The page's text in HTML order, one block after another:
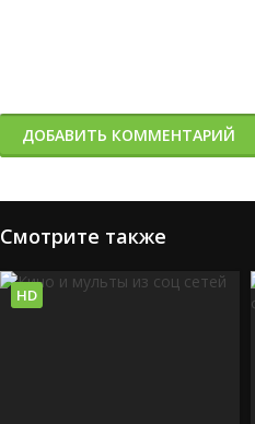
ДОБАВИТЬ КОММЕНТАРИЙ
Смотрите также
HD